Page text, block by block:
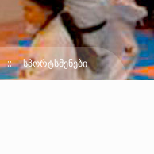
ᲡᲞᲝᲠᲢᲡᲛᲔᲜᲔᲑᲘ